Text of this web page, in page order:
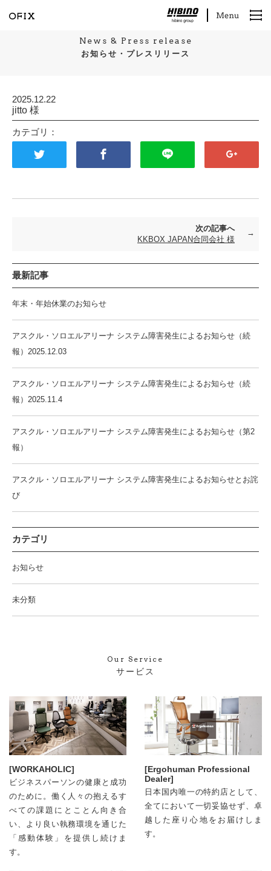
News & Press release
お知らせ・プレスリリース
2025.12.22
jitto 様
カテゴリ：
次の記事へ
KKBOX JAPAN合同会社 様
最新記事
年末・年始休業のお知らせ
アスクル・ソロエルアリーナ システム障害発生によるお知らせ（続
報）2025.12.03
アスクル・ソロエルアリーナ システム障害発生によるお知らせ（続
報）2025.11.4
アスクル・ソロエルアリーナ システム障害発生によるお知らせ（第2
報）
アスクル・ソロエルアリーナ システム障害発生によるお知らせとお詫
び
カテゴリ
お知らせ
未分類
Our Service
サービス
[WORKAHOLIC]
ビジネスパーソンの健康と成功
のために。働く人々の抱えるす
べての課題にとことん向き合
い、より良い執務環境を通じた
「感動体験」を提供し続けま
す。
[Ergohuman Professional
Dealer]
日本国内唯⼀の特約店として、
全てにおいて⼀切妥協せず、卓
越した座り心地をお届けしま
す。